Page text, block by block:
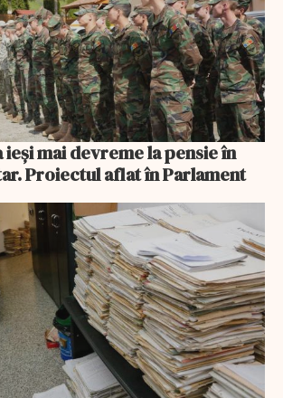
ieși mai devreme la pensie în
Proiectul aflat în Parlament